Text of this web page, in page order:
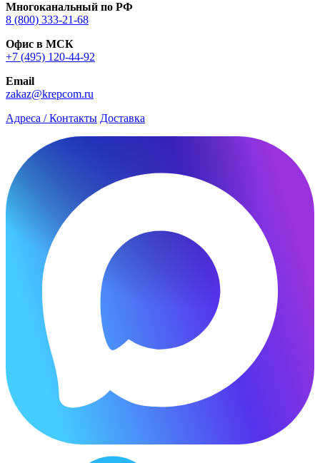
Многоканальный по РФ
8 (800) 333‑21-68
Офис в МСК
+7 (495) 120-44-92
Email
zakaz@krepcom.ru
Адреса / Контакты Доставка